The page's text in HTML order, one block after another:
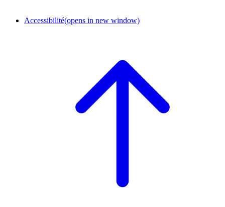
Accessibilité(opens in new window)